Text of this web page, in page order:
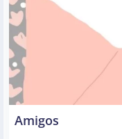
Amigos